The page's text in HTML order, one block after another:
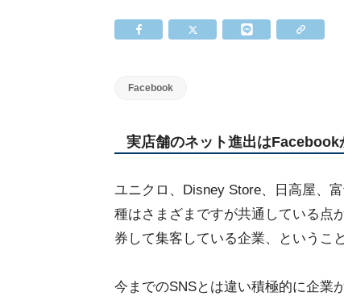
Facebook
実店舗のネット進出は
ユニクロ、Disney Store、日高屋、
種はさまざまですが共通している点
券して集客している企業、というこ
今までのSNSとは違い積極的に企業